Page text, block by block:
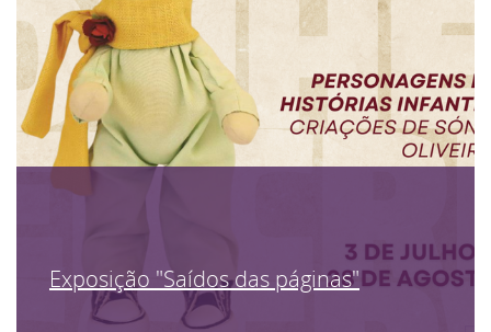
Exposição "Saídos das páginas"